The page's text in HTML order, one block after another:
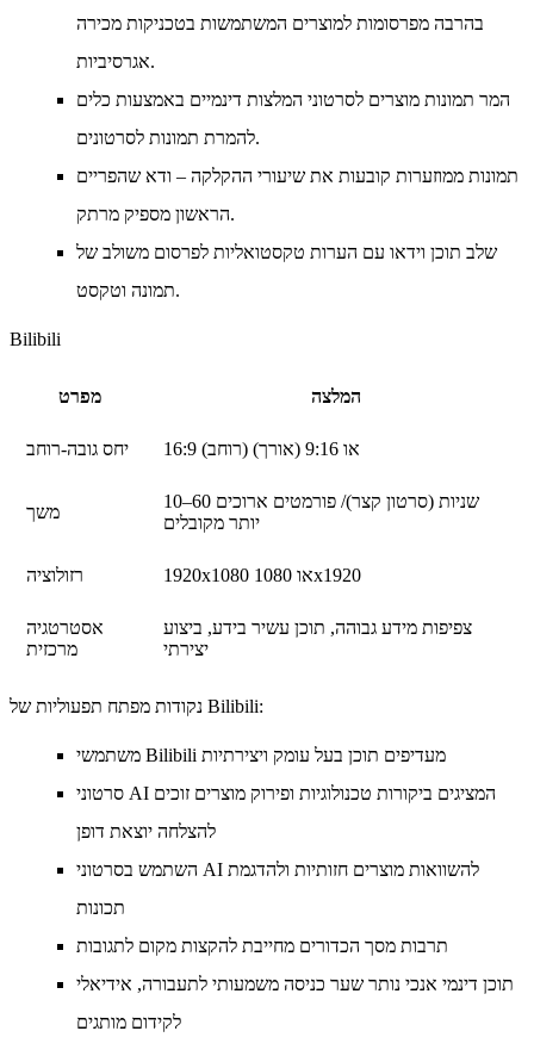
בהרבה מפרסומות למוצרים המשתמשות בטכניקות מכירה
אגרסיביות.
המר תמונות מוצרים לסרטוני המלצות דינמיים באמצעות כלים
להמרת תמונות לסרטונים.
תמונות ממוזערות קובעות את שיעורי ההקלקה – ודא שהפריים
הראשון מספיק מרתק.
שלב תוכן וידאו עם הערות טקסטואליות לפרסום משולב של
תמונה וטקסט.
Bilibili
מפרט המלצה
יחס גובה-רוחב 16:9 (רוחב) או 9:16 (אורך)
משך
10–60 שניות (סרטון קצר)/ פורמטים ארוכים
יותר מקובלים
רזולוציה 1920x1080 או 1080x1920
אסטרטגיה
מרכזית
צפיפות מידע גבוהה, תוכן עשיר בידע, ביצוע
יצירתי
נקודות מפתח תפעוליות של Bilibili:
משתמשי Bilibili מעדיפים תוכן בעל עומק ויצירתיות
סרטוני AI המציגים ביקורות טכנולוגיות ופירוק מוצרים זוכים
להצלחה יוצאת דופן
השתמש בסרטוני AI להשוואות מוצרים חזותיות ולהדגמת
תכונות
תרבות מסך הכדורים מחייבת להקצות מקום לתגובות
תוכן דינמי אנכי נותר שער כניסה משמעותי לתעבורה, אידיאלי
לקידום מותגים